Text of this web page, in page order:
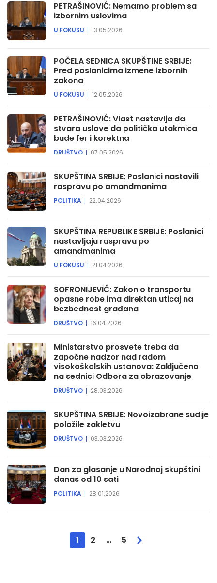
PETRAŠINOVIĆ: Nemamo problem sa
izbornim uslovima
U FOKUSU 13.05.2026
POČELA SEDNICA SKUPŠTINE SRBIJE:
Pred poslanicima izmene izbornih
zakona
U FOKUSU 12.05.2026
PETRAŠINOVIĆ: Vlast nastavlja da
stvara uslove da politička utakmica
bude fer i korektna
DRUŠTVO 07.05.2026
SKUPŠTINA SRBIJE: Poslanici nastavili
raspravu po amandmanima
POLITIKA 22.04.2026
SKUPŠTINA REPUBLIKE SRBIJE: Poslanici
nastavljaju raspravu po
amandmanima
U FOKUSU 21.04.2026
SOFRONIJEVIĆ: Zakon o transportu
opasne robe ima direktan uticaj na
bezbednost građana
DRUŠTVO 16.04.2026
Ministarstvo prosvete treba da
započne nadzor nad radom
visokoškolskih ustanova: Zaključeno
na sednici Odbora za obrazovanje
DRUŠTVO 28.03.2026
SKUPŠTINA SRBIJE: Novoizabrane sudije
položile zakletvu
DRUŠTVO 03.03.2026
Dan za glasanje u Narodnoj skupštini
danas od 10 sati
POLITIKA 28.01.2026
1 2 … 5